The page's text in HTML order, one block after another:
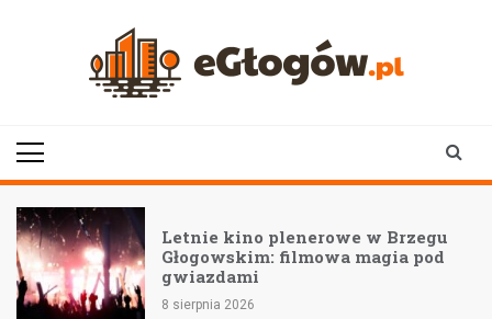
Letnie kino plenerowe w Brzegu
Głogowskim: filmowa magia pod
gwiazdami
8 sierpnia 2026